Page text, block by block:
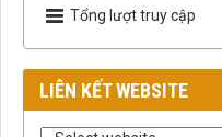
Tổng lượt truy cập
LIÊN KẾT WEBSITE